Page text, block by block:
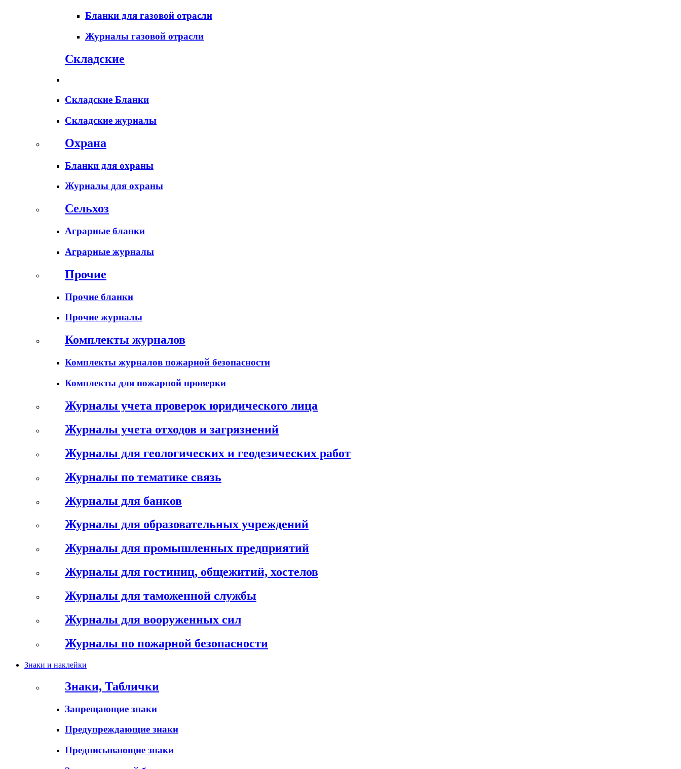
Бланки для газовой отрасли
Журналы газовой отрасли
Складские
Складские Бланки
Складские журналы
Охрана
Бланки для охраны
Журналы для охраны
Сельхоз
Аграрные бланки
Аграрные журналы
Прочие
Прочие бланки
Прочие журналы
Комплекты журналов
Комплекты журналов пожарной безопасности
Комплекты для пожарной проверки
Журналы учета проверок юридического лица
Журналы учета отходов и загрязнений
Журналы для геологических и геодезических работ
Журналы по тематике связь
Журналы для банков
Журналы для образовательных учреждений
Журналы для промышленных предприятий
Журналы для гостиниц, общежитий, хостелов
Журналы для таможенной службы
Журналы для вооруженных сил
Журналы по пожарной безопасности
Знаки и наклейки
Знаки, Таблички
Запрещающие знаки
Предупреждающие знаки
Предписывающие знаки